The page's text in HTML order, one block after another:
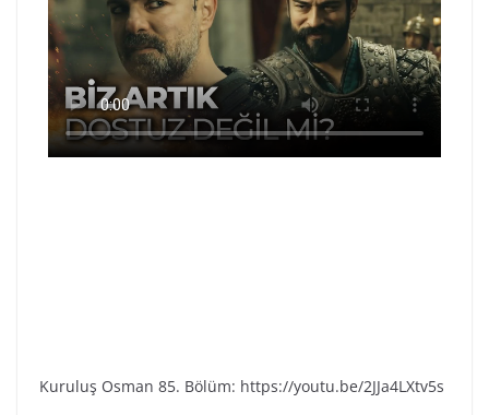
Kuruluş Osman 85. Bölüm: https://youtu.be/2JJa4LXtv5s